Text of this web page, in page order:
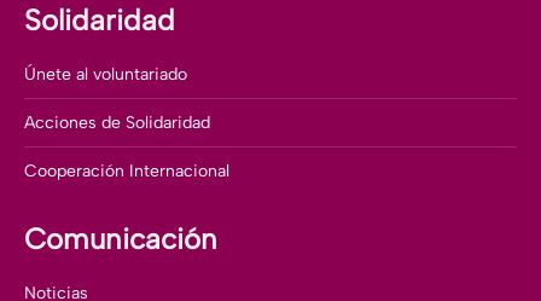
Solidaridad
Únete al voluntariado
Acciones de Solidaridad
Cooperación Internacional
Comunicación
Noticias